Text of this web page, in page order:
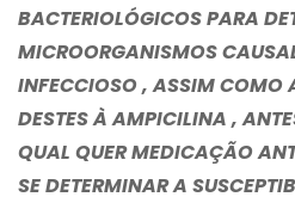
BACTERIOLÓGICOS PARA
MICROORGANISMOS
INFECCIOSO , ASSIM COMO
DESTES À AMPICILINA ,
QUAL QUER MEDICAÇÃO
SE DETERMINAR A